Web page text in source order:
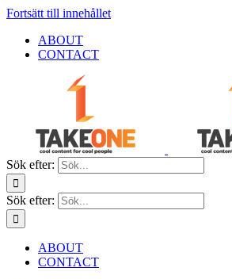
Fortsätt till innehållet
ABOUT
CONTACT
Sök efter:
Sök efter:
ABOUT
CONTACT